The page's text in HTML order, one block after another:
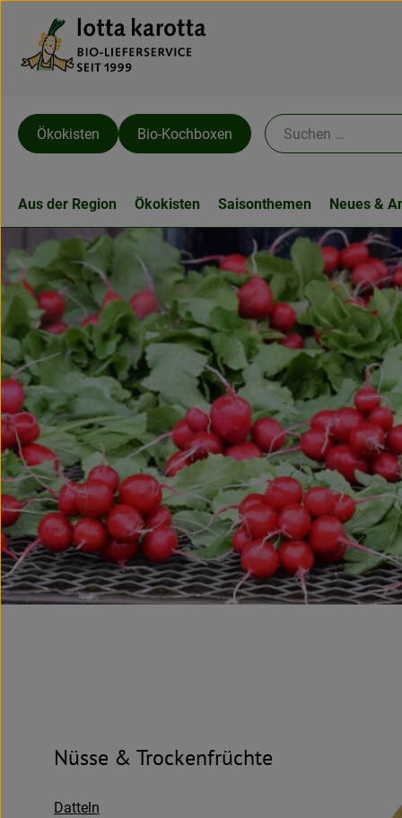
Ökokisten Bio-Kochboxen
Aus der Region Ökokisten Saisonthemen Neues &
Nüsse & Trockenfrüchte
Datteln